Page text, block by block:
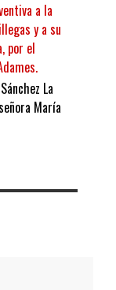
a la
y a su
por el
La
María